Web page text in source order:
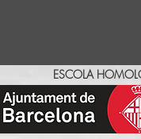
ESCOLA